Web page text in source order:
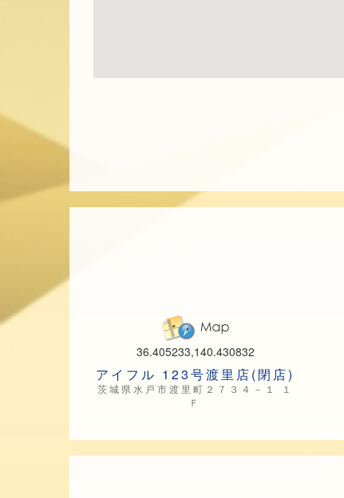
36.405233,140.430832
アイフル 123号渡里店(閉店)
茨城県水戸市渡里町２７３４－１ １
Ｆ